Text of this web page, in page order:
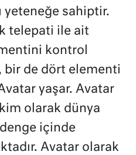
sahiptir.
telepati ile ait
kontrol
bir de dört elementi
yaşar. Avatar
olarak dünya
içinde
Avatar olarak